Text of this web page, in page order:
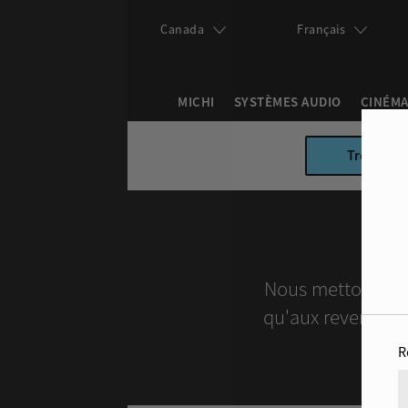
MICHI SYSTÈMES AUDIO
Search form
Canada Français
Trouver
Nous mettons
qu'aux